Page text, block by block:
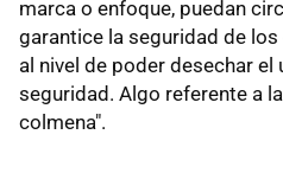
marca o enfoque, puedan
garantice la seguridad de
al nivel de poder desechar
seguridad. Algo referente a
colmena".